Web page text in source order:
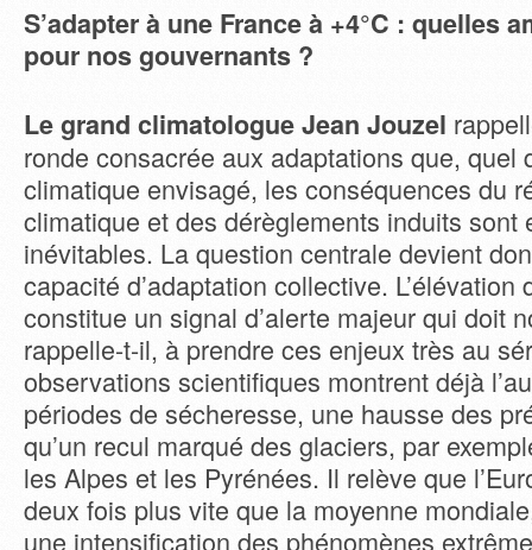
S’adapter à une France à +4°C : quelles
pour nos gouvernants ?
Le grand climatologue Jean Jouzel
ronde consacrée aux adaptations que, quel
climatique envisagé, les conséquences du
climatique et des dérèglements induits sont
inévitables. La question centrale devient
capacité d’adaptation collective.
constitue un signal d’alerte majeur qui doit
rappelle-t-il, à prendre ces enjeux très au
observations scientifiques montrent déjà
périodes de sécheresse, une hausse des
qu’un recul marqué des glaciers, par
les Alpes et les Pyrénées. Il relève que
deux fois plus vite que la moyenne
une intensification des phénomènes